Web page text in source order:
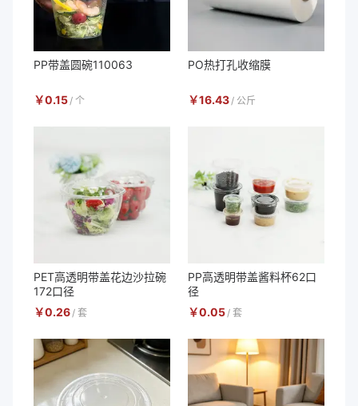
PP带盖圆碗110063
￥0.15/ 个
PO热打孔收缩膜
￥16.43/ 公斤
PET高透明带盖花边沙拉碗
172口径
￥0.26/ 套
PP高透明带盖酱料杯62口
径
￥0.05/ 套